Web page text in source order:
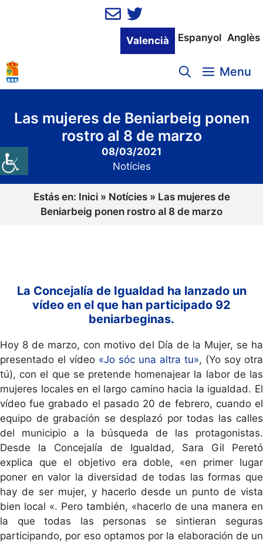
Valencià Espanyol Anglès
Menu
Las mujeres de Beniarbeig ponen
rostro al 8 de marzo
08/03/2021
Notícies
Estás en: Inici» Notícies» Las mujeres de
Beniarbeig ponen rostro al 8 de marzo
La Concejalía de Igualdad ha lanzado un
vídeo en el que han participado 92
beniarbeginas.
Hoy 8 de marzo, con motivo del Día de la Mujer, se ha
presentado el vídeo «Jo sóc una altra tu», (Yo soy otra
tú), con el que se pretende homenajear la labor de las
mujeres locales en el largo camino hacia la igualdad. El
vídeo fue grabado el pasado 20 de febrero, cuando el
equipo de grabación se desplazó por todas las calles
del municipio a la búsqueda de las protagonistas.
Desde la Concejalía de Igualdad, Sara Gil Peretó
explica que el objetivo era doble, «en primer lugar
poner en valor la diversidad de todas las formas que
hay de ser mujer, y hacerlo desde un punto de vista
bien local «. Pero también, «hacerlo de una manera en
la que todas las personas se sintieran seguras
participando, por eso optamos por la elaboración de un